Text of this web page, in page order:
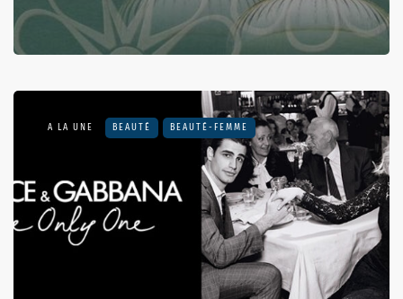
A LA UNE BEAUTÉ BEAUTÉ-FEMME